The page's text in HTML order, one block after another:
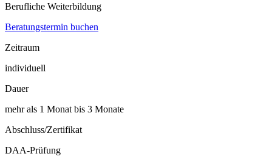
Berufliche Weiterbildung
Beratungstermin buchen
Zeitraum
individuell
Dauer
mehr als 1 Monat bis 3 Monate
Abschluss/Zertifikat
DAA-Prüfung